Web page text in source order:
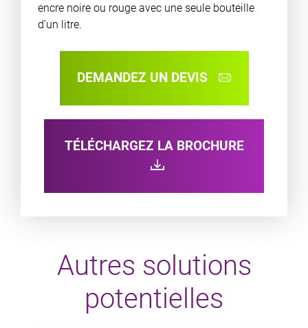
encre noire ou rouge avec une seule bouteille
d’un litre.
DEMANDEZ UN DEVIS
TÉLÉCHARGEZ LA BROCHURE
Autres solutions
potentielles